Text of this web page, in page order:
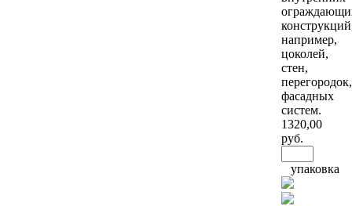
например,
цоколей,
стен,
перегородок,
фасадных
систем.
1320,00
руб.
упаковка